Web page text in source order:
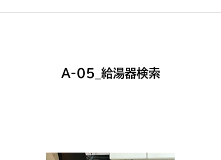
A-05_給湯器検索